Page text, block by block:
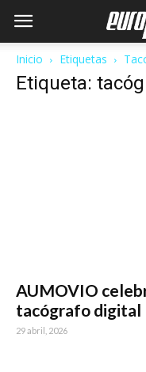
Inicio Etiquetas
Etiqueta:
AUMOVIO
tacógrafo digital
29 abril, 2026